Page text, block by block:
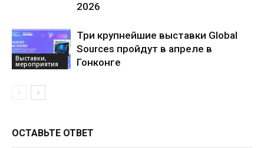
2026
Выставки,
мероприятия
Три крупнейшие выставки Global
Sources пройдут в апреле в
Гонконге
ОСТАВЬТЕ ОТВЕТ